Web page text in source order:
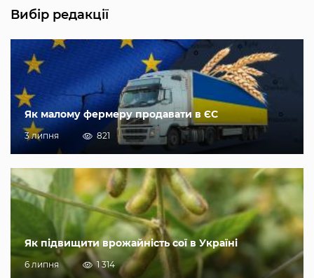
Вибір редакції
Як малому фермеру продавати в ЄС
3 липня 821
Як підвищити врожайність сої в Україні
6 липня 1 314